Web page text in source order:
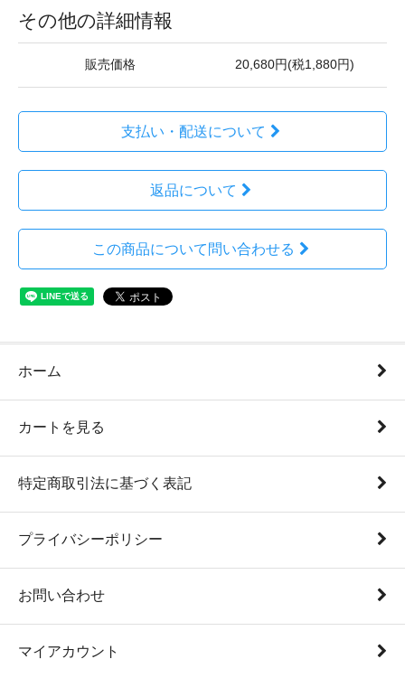
その他の詳細情報
販売価格 20,680円(税1,880円)
支払い・配送について
返品について
この商品について問い合わせる
ホーム
カートを見る
特定商取引法に基づく表記
プライバシーポリシー
お問い合わせ
マイアカウント